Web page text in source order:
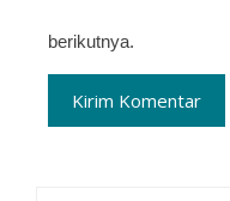
berikutnya.